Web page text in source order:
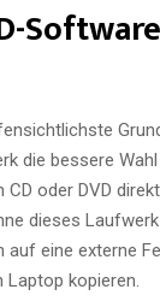
Software
die bessere
oder DVD
dieses
auf eine externe
kopieren.